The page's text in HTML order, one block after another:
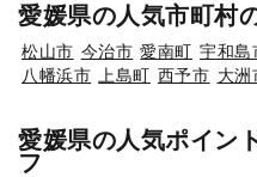
愛媛県の人気市町村
松山市 今治市 愛南町 宇和島
八幡浜市
上島町 西予市 大洲
愛媛県の人気ポイン
フ